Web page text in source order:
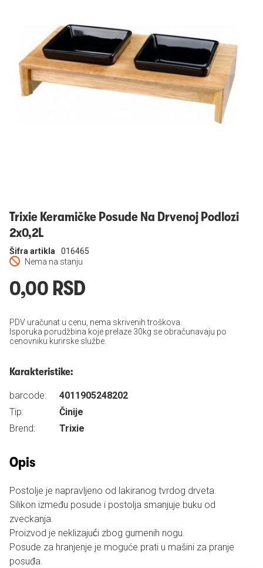
Trixie Keramičke Posude Na Drvenoj Podlozi
2x0,2L
Nema na stanju
Šifra artikla 016465
0,00 RSD
PDV uračunat u cenu, nema skrivenih troškova.
Isporuka porudžbina koje prelaze 30kg se obračunavaju po
cenovniku kurirske službe.
Karakteristike:
barcode:
4011905248202
Tip:
Činije
Brend:
Trixie
Opis
Postolje je napravljeno od lakiranog tvrdog drveta.
Silikon između posude i postolja smanjuje buku od
zveckanja.
Proizvod je neklizajući zbog gumenih nogu.
Posude za hranjenje je moguće prati u mašini za pranje
posuđa.